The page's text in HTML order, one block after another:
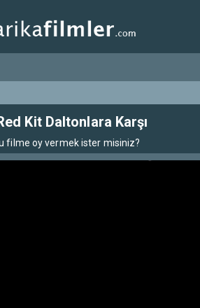
Kit Daltonlara Karşı
filme oy vermek ister misiniz?